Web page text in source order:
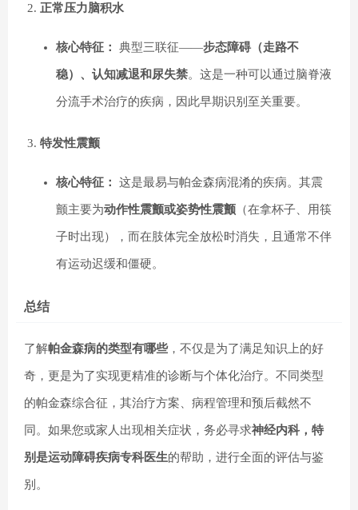
正常压力脑积水
核心特征： 典型三联征——步态障碍（走路不
稳）、认知减退和尿失禁。这是一种可以通过脑脊液
分流手术治疗的疾病，因此早期识别至关重要。
特发性震颤
核心特征： 这是最易与帕金森病混淆的疾病。其震
颤主要为动作性震颤或姿势性震颤 （在拿杯子、用筷
子时出现），而在肢体完全放松时消失，且通常不伴
有运动迟缓和僵硬。
总结
了解帕金森病的类型有哪些，不仅是为了满足知识上的好
奇，更是为了实现更精准的诊断与个体化治疗。不同类型
的帕金森综合征，其治疗方案、病程管理和预后截然不
同。如果您或家人出现相关症状，务必寻求神经内科，特
别是运动障碍疾病专科医生的帮助，进行全面的评估与鉴
别。